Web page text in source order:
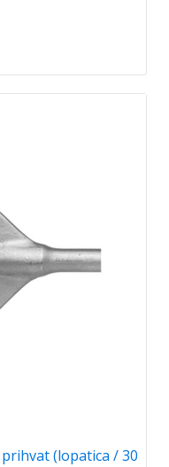
(lopatica / 30